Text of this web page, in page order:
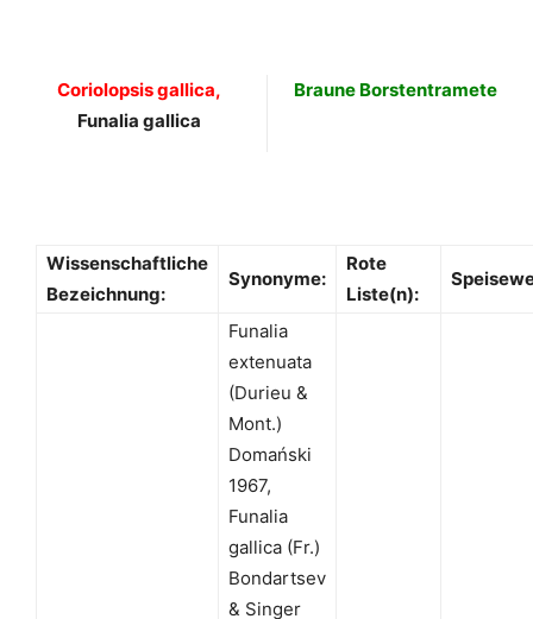
Coriolopsis gallica,
Funalia gallica
Braune Borstentramete
Wissenschaftliche
Bezeichnung:
Synonyme:
Rote
Liste(n):
Funalia
extenuata
(Durieu &
Mont.)
Domański
1967,
Funalia
gallica (Fr.)
Bondartsev
& Singer